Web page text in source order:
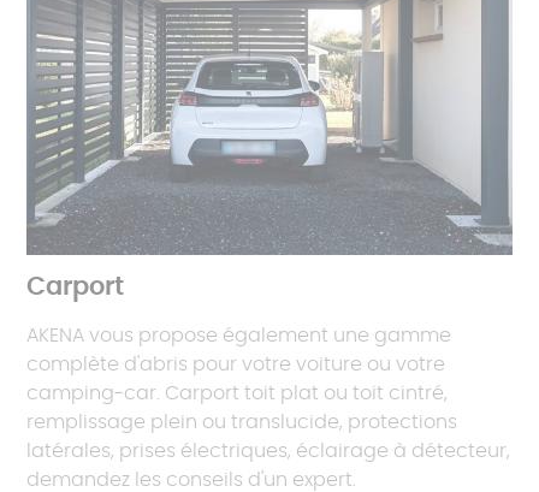
Carport
AKENA vous propose également une gamme
complète d'abris pour votre voiture ou votre
camping-car. Carport toit plat ou toit cintré,
remplissage plein ou translucide, protections
latérales, prises électriques, éclairage à détecteur,
demandez les conseils d'un expert.